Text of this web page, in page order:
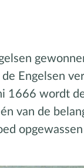
Engelsen
1666 wordt
van de